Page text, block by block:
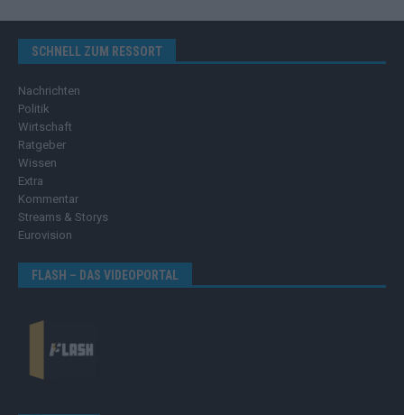
SCHNELL ZUM RESSORT
Nachrichten
Politik
Wirtschaft
Ratgeber
Wissen
Extra
Kommentar
Streams & Storys
Eurovision
FLASH – DAS VIDEOPORTAL